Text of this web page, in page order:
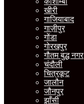
खीरी
गाजियाबाद
गाज़ीपुर
गोंडा
गोरखपुर
गौतम बुद्ध नगर
चंदौली
चित्रकूट
जालौन
जौनपुर
झाँसी